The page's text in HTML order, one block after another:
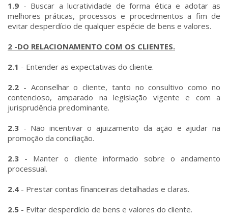
1.9 - Buscar a lucratividade de forma ética e adotar as
melhores práticas, processos e procedimentos a fim de
evitar desperdício de qualquer espécie de bens e valores.
2 -DO RELACIONAMENTO COM OS CLIENTES.
2.1 - Entender as expectativas do cliente.
2.2 - Aconselhar o cliente, tanto no consultivo como no
contencioso, amparado na legislação vigente e com a
jurisprudência predominante.
2.3 - Não incentivar o ajuizamento da ação e ajudar na
promoção da conciliação.
2.3 - Manter o cliente informado sobre o andamento
processual.
2.4 - Prestar contas financeiras detalhadas e claras.
2.5 - Evitar desperdício de bens e valores do cliente.